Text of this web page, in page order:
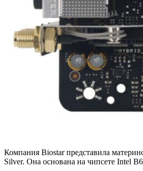
Компания Biostar представила
Silver. Она основана на чипсете Intel